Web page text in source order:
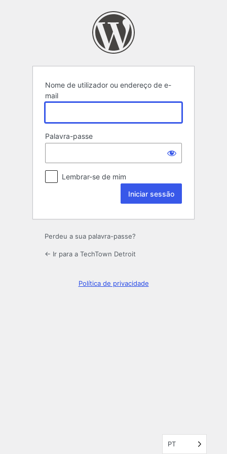
Nome de utilizador ou endereço de e-
mail
Palavra-passe
Lembrar-se de mim
Perdeu a sua palavra-passe?
← Ir para a TechTown Detroit
Política de privacidade
PT